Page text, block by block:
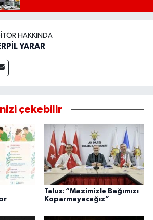
HAKKINDA
YARAR
çekebilir
Talus: “Mazimizle Bağımızı
Koparmayacağız”